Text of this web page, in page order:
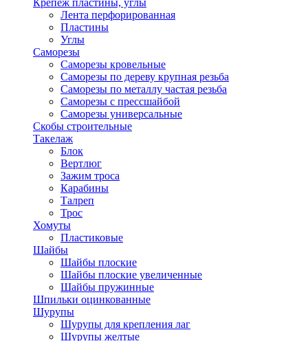
Крепеж пластины, углы
Лента перфорированная
Пластины
Углы
Саморезы
Саморезы кровельные
Саморезы по дереву крупная резьба
Саморезы по металлу частая резьба
Саморезы с прессшайбой
Саморезы универсальные
Скобы строительные
Такелаж
Блок
Вертлюг
Зажим троса
Карабины
Талреп
Трос
Хомуты
Пластиковые
Шайбы
Шайбы плоские
Шайбы плоские увеличенные
Шайбы пружинные
Шпильки оцинкованные
Шурупы
Шурупы для крепления лаг
Шурупы желтые